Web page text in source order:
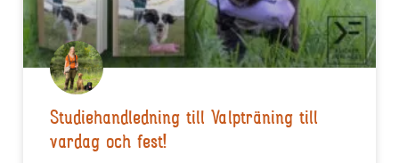
Studiehandledning till Valpträning till
vardag och fest!